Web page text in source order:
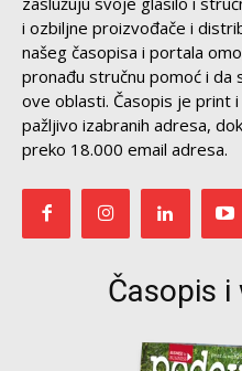
i ozbiljne proizvođače i
našeg časopisa i portala
pronađu stručnu pomoć i da
ove oblasti. Časopis je print
pažljivo izabranih adresa,
preko 18.000 email adresa.
Časopis